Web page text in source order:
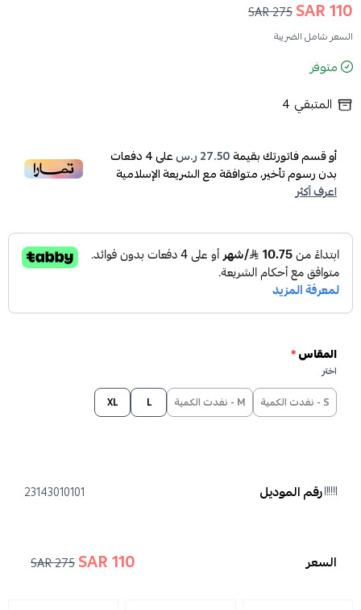
110 SAR
275 SAR
السعر شامل الضريبة
متوفر
المتبقي 4
أو قسم فاتورتك بقيمة27.50 ر.س على4دفعات
بدون رسوم تأخير، متوافقة مع الشريعة الإسلامية
اعرف أكثر
المقاس*
اختر
S - نفدت الكمية M - نفدت الكمية L
XL
رقم الموديل 23143010101
السعر 110 SAR
275 SAR